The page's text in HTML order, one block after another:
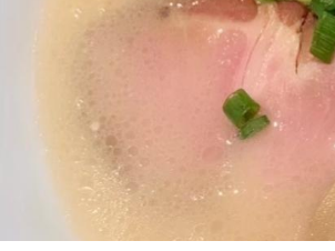
LINE
加盟スポ
地域に